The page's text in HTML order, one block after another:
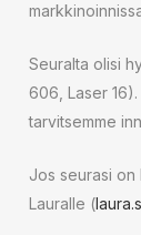
Seuralta olisi
606, Laser
tarvitsemme
Jos seurasi on
Lauralle (